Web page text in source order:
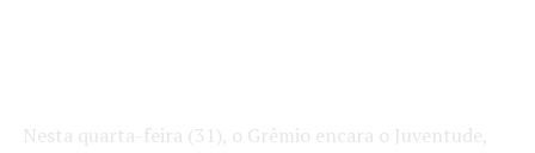
Nesta quarta-feira (31), o Grêmio encara o Juventude,